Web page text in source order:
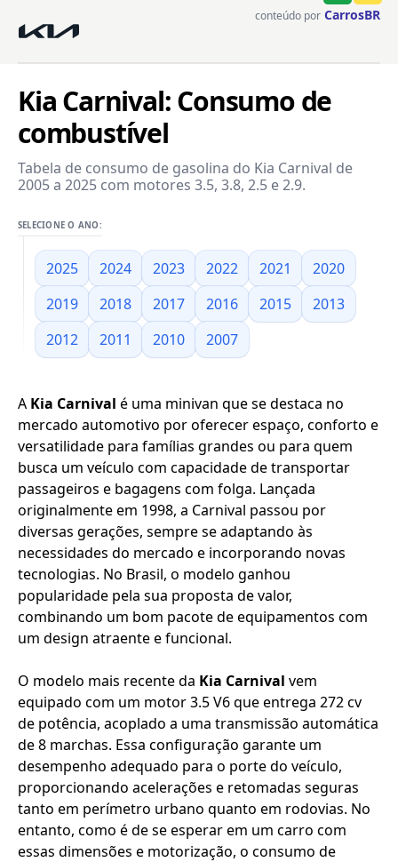
conteúdo por CarrosBR
Kia Carnival: Consumo de
combustível
Tabela de consumo de gasolina do Kia Carnival de
2005 a 2025 com motores 3.5, 3.8, 2.5 e 2.9.
SELECIONE O ANO:
2025 2024 2023 2022 2021
2020
2019
2018 2017 2016 2015
2013
2012
2011 2010 2007
A Kia Carnival é uma minivan que se destaca no
mercado automotivo por oferecer espaço, conforto e
versatilidade para famílias grandes ou para quem
busca um veículo com capacidade de transportar
passageiros e bagagens com folga. Lançada
originalmente em 1998, a Carnival passou por
diversas gerações, sempre se adaptando às
necessidades do mercado e incorporando novas
tecnologias. No Brasil, o modelo ganhou
popularidade pela sua proposta de valor,
combinando um bom pacote de equipamentos com
um design atraente e funcional.
O modelo mais recente da Kia Carnival vem
equipado com um motor 3.5 V6 que entrega 272 cv
de potência, acoplado a uma transmissão automática
de 8 marchas. Essa configuração garante um
desempenho adequado para o porte do veículo,
proporcionando acelerações e retomadas seguras
tanto em perímetro urbano quanto em rodovias. No
entanto, como é de se esperar em um carro com
essas dimensões e motorização, o consumo de